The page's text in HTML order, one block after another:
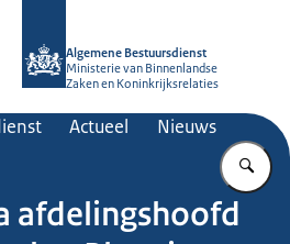
Algemene Bestuursdienst
Ministerie van Binnenlandse
Zaken en Koninkrijksrelaties
Actueel Nieuws
afdelingshoofd